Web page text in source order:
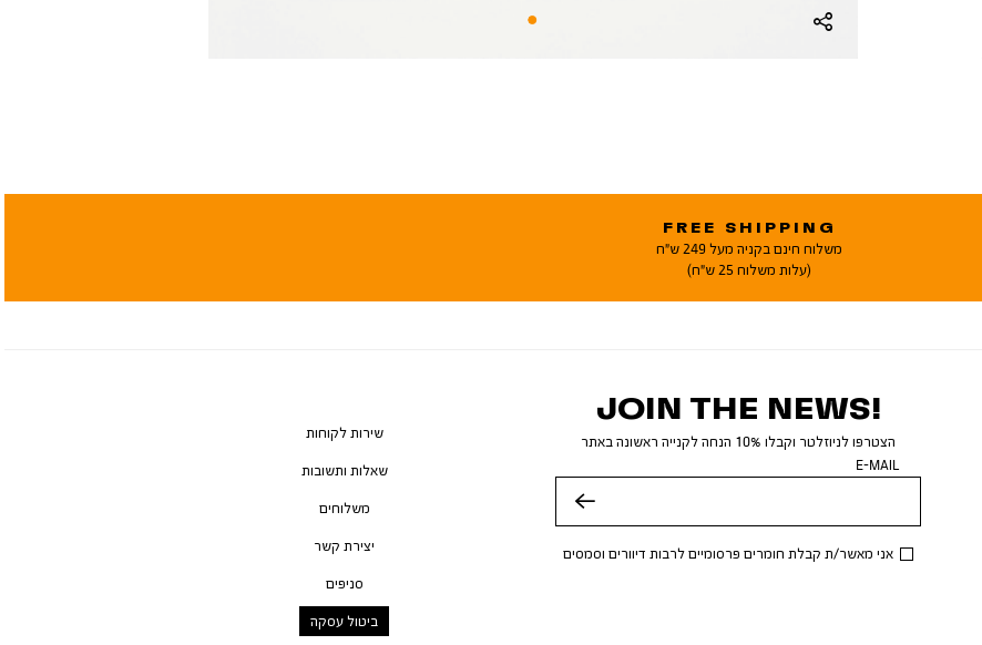
FREE SHIPPING
משלוח חינם בקניה מעל 249 ש"ח
(עלות משלוח 25 ש"ח)
JOIN THE NEWS!
הצטרפו לניוזלטר וקבלו 10% הנחה לקנייה ראשונה באתר
E-MAIL
אני מאשר/ת קבלת חומרים פרסומיים לרבות דיוורים וסמסים
שירות לקוחות
שאלות ותשובות
משלוחים
יצירת קשר
סניפים
ביטול עסקה